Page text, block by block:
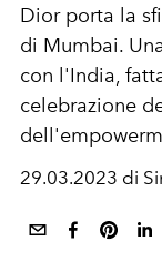
Dior porta la
di Mumbai.
con l'India,
celebrazione
29.03.2023 di